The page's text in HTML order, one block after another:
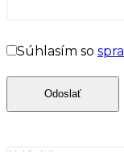
Súhlasím so